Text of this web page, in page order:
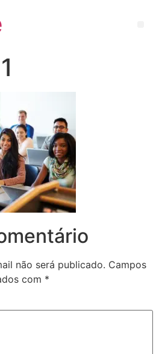
não será publicado. Campos
com *